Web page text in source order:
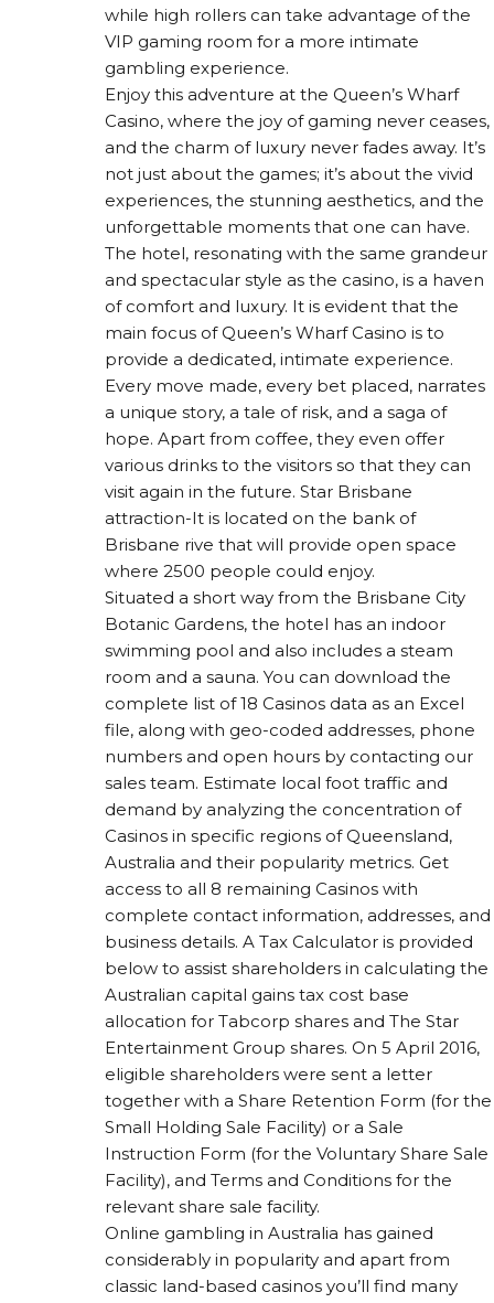
while high rollers can take advantage of the
VIP gaming room for a more intimate
gambling experience.
Enjoy this adventure at the Queen’s Wharf
Casino, where the joy of gaming never ceases,
and the charm of luxury never fades away. It’s
not just about the games; it’s about the vivid
experiences, the stunning aesthetics, and the
unforgettable moments that one can have.
The hotel, resonating with the same grandeur
and spectacular style as the casino, is a haven
of comfort and luxury. It is evident that the
main focus of Queen’s Wharf Casino is to
provide a dedicated, intimate experience.
Every move made, every bet placed, narrates
a unique story, a tale of risk, and a saga of
hope. Apart from coffee, they even offer
various drinks to the visitors so that they can
visit again in the future. Star Brisbane
attraction-It is located on the bank of
Brisbane rive that will provide open space
where 2500 people could enjoy.
Situated a short way from the Brisbane City
Botanic Gardens, the hotel has an indoor
swimming pool and also includes a steam
room and a sauna. You can download the
complete list of 18 Casinos data as an Excel
file, along with geo-coded addresses, phone
numbers and open hours by contacting our
sales team. Estimate local foot traffic and
demand by analyzing the concentration of
Casinos in specific regions of Queensland,
Australia and their popularity metrics. Get
access to all 8 remaining Casinos with
complete contact information, addresses, and
business details. A Tax Calculator is provided
below to assist shareholders in calculating the
Australian capital gains tax cost base
allocation for Tabcorp shares and The Star
Entertainment Group shares. On 5 April 2016,
eligible shareholders were sent a letter
together with a Share Retention Form (for the
Small Holding Sale Facility) or a Sale
Instruction Form (for the Voluntary Share Sale
Facility), and Terms and Conditions for the
relevant share sale facility.
Online gambling in Australia has gained
considerably in popularity and apart from
classic land-based casinos you’ll find many